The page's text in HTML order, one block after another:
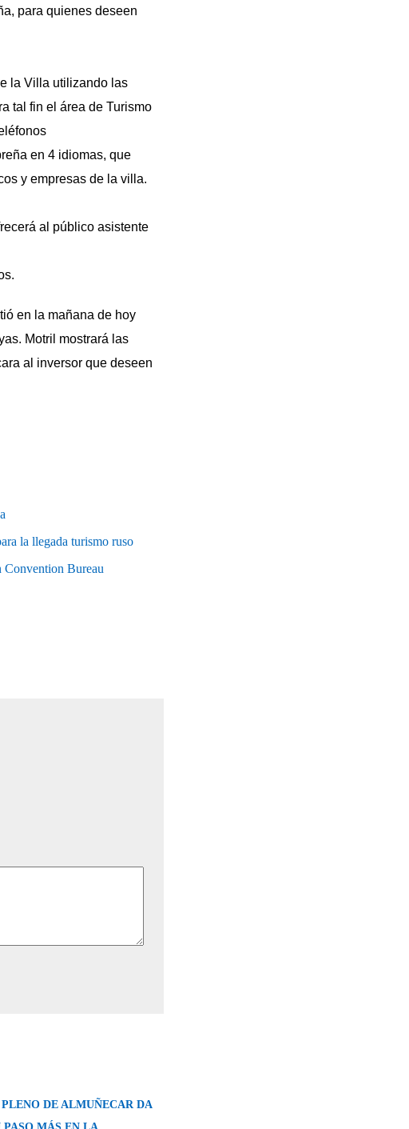
para quienes deseen
la Villa utilizando las
tal fin el área de Turismo
en 4 idiomas, que
y empresas de la villa.
al público asistente
en la mañana de hoy
Motril mostrará las
al inversor que deseen
la llegada turismo ruso
Convention Bureau
DE ALMUÑECAR DA